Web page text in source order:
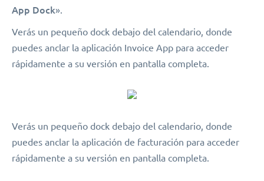
App Dock».
Verás un pequeño dock debajo del calendario, donde
puedes anclar la aplicación Invoice App para acceder
rápidamente a su versión en pantalla completa.
Verás un pequeño dock debajo del calendario, donde
puedes anclar la aplicación de facturación para acceder
rápidamente a su versión en pantalla completa.